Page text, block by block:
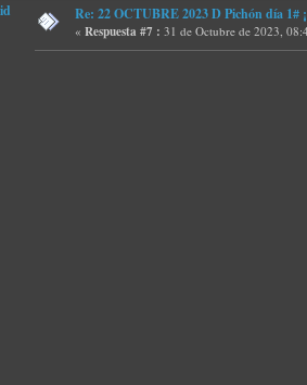
Re: 22 OCTUBRE 2023 D Pichón día
« Respuesta #7 : 31 de Octubre de 2023,